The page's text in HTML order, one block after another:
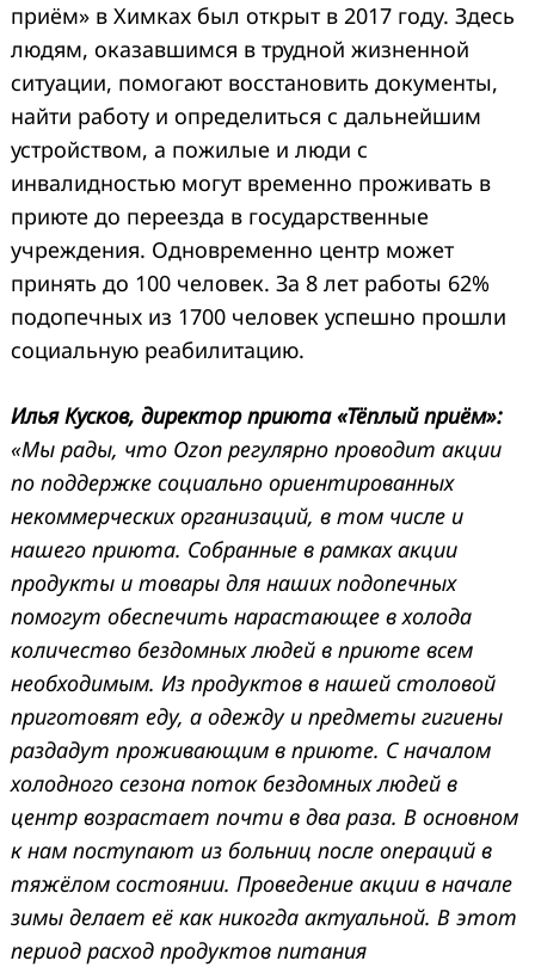
приём» в Химках был открыт в 2017 году. Здесь
людям, оказавшимся в трудной жизненной
ситуации, помогают восстановить документы,
найти работу и определиться с дальнейшим
устройством, а пожилые и люди с
инвалидностью могут временно проживать в
приюте до переезда в государственные
учреждения. Одновременно центр может
принять до 100 человек. За 8 лет работы 62%
подопечных из 1700 человек успешно прошли
социальную реабилитацию.
Илья Кусков, директор приюта «Тёплый приём»:
«Мы рады, что Ozon регулярно проводит акции
по поддержке социально ориентированных
некоммерческих организаций, в том числе и
нашего приюта. Собранные в рамках акции
продукты и товары для наших подопечных
помогут обеспечить нарастающее в холода
количество бездомных людей в приюте всем
необходимым. Из продуктов в нашей столовой
приготовят еду, а одежду и предметы гигиены
раздадут проживающим в приюте. С началом
холодного сезона поток бездомных людей в
центр возрастает почти в два раза. В основном
к нам поступают из больниц после операций в
тяжёлом состоянии. Проведение акции в начале
зимы делает её как никогда актуальной. В этот
период расход продуктов питания